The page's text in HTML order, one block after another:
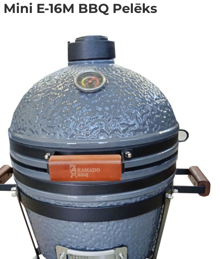
E-16M BBQ Pelēks